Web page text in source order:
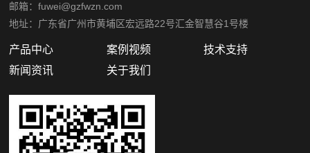
邮箱：fuwei@gzfwzn.com
地址：广东省广州市黄埔区宏远路22号汇金智慧谷1号楼
产品中心 案例视频
技术支持
新闻资讯
关于我们